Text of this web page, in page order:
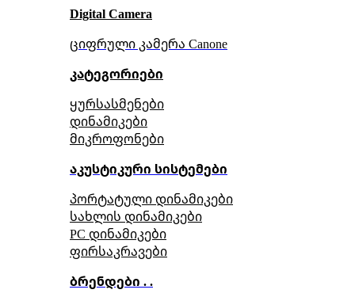
Digital Camera
ციფრული კამერა Сanone
კატეგორიები
ყურსასმენები
დინამიკები
მიკროფონები
აკუსტიკური სისტემები
პორტატული დინამიკები
სახლის დინამიკები
PC დინამიკები
ფირსაკრავები
ბრენდები . .